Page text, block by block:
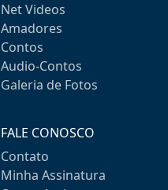
Net Videos
Amadores
Contos
Audio-Contos
Galeria de Fotos
FALE CONOSCO
Contato
Minha Assinatura